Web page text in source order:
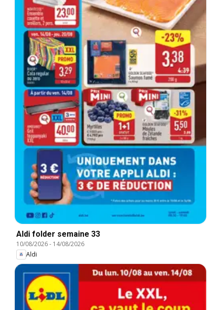
Aldi folder semaine 33
10/08/2026- 14/08/2026
Aldi